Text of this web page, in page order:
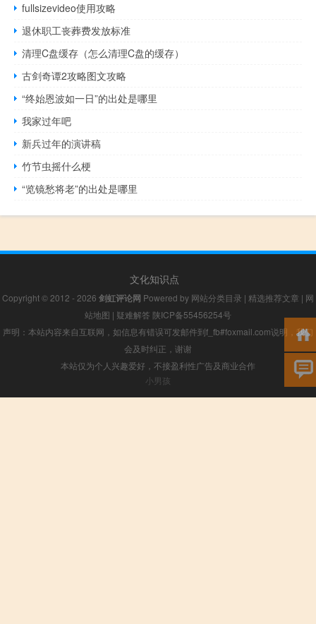
fullsizevideo使用攻略
退休职工丧葬费发放标准
清理C盘缓存（怎么清理C盘的缓存）
古剑奇谭2攻略图文攻略
“终始恩波如一日”的出处是哪里
我家过年吧
新兵过年的演讲稿
竹节虫摇什么梗
“览镜愁将老”的出处是哪里
文化知识点
Copyright © 2012 - 2026 剑虹评论网 Powered by 网站分类目录 | 精选推荐文章 | 网
站地图 | 疑难解答 陕ICP备55456254号
声明：本站内容来自互联网，如信息有错误可发邮件到f_fb#foxmail.com说明，我们
会及时纠正，谢谢
本站仅为个人兴趣爱好，不接盈利性广告及商业合作
小男孩